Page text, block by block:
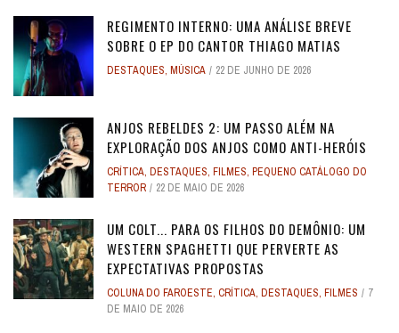
REGIMENTO INTERNO: UMA ANÁLISE BREVE
SOBRE O EP DO CANTOR THIAGO MATIAS
DESTAQUES, MÚSICA 22 DE JUNHO DE 2026
ANJOS REBELDES 2: UM PASSO ALÉM NA
EXPLORAÇÃO DOS ANJOS COMO ANTI-HERÓIS
CRÍTICA, DESTAQUES, FILMES, PEQUENO CATÁLOGO DO
TERROR
22 DE MAIO DE 2026
UM COLT... PARA OS FILHOS DO DEMÔNIO: UM
WESTERN SPAGHETTI QUE PERVERTE AS
EXPECTATIVAS PROPOSTAS
COLUNA DO FAROESTE, CRÍTICA, DESTAQUES, FILMES
7
DE MAIO DE 2026